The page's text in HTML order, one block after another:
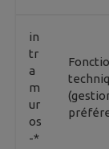
in
tr
a
m
ur
os
-*